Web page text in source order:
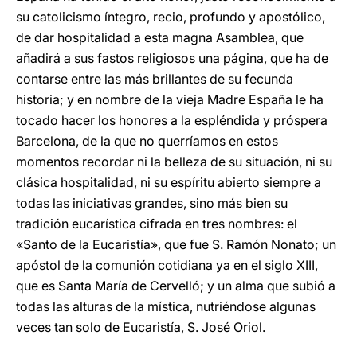
su catolicismo íntegro, recio, profundo y apostólico,
de dar hospitalidad a esta magna Asamblea, que
añadirá a sus fastos religiosos una página, que ha de
contarse entre las más brillantes de su fecunda
historia; y en nombre de la vieja Madre España le ha
tocado hacer los honores a la espléndida y próspera
Barcelona, de la que no querríamos en estos
momentos recordar ni la belleza de su situación, ni su
clásica hospitalidad, ni su espíritu abierto siempre a
todas las iniciativas grandes, sino más bien su
tradición eucarística cifrada en tres nombres: el
«Santo de la Eucaristía», que fue S. Ramón Nonato; un
apóstol de la comunión cotidiana ya en el siglo XIII,
que es Santa María de Cervelló; y un alma que subió a
todas las alturas de la mística, nutriéndose algunas
veces tan solo de Eucaristía, S. José Oriol.